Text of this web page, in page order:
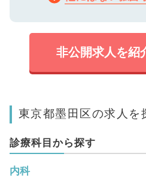
非公開求人を紹
東京都墨田区の求人を
診療科目から探す
内科